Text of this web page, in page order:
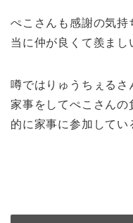
ぺこさんも感謝の気持
当に仲が良くて羨まし
噂ではりゅうちぇるさ
家事をしてぺこさん
的に家事に参加してい